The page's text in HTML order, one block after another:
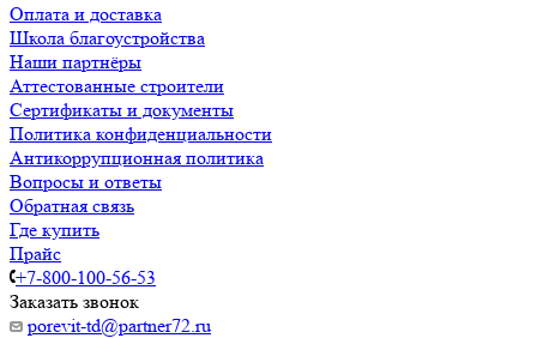
Оплата и доставка
Школа благоустройства
Наши партнёры
Аттестованные строители
Сертификаты и документы
Политика конфиденциальности
Антикоррупционная политика
Вопросы и ответы
Обратная связь
Где купить
Прайс
+7-800-100-56-53
Заказать звонок
porevit-td@partner72.ru